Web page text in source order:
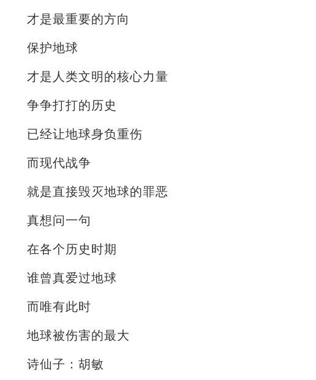
才是最重要的方向
保护地球
才是人类文明的核心力量
争争打打的历史
已经让地球身负重伤
而现代战争
就是直接毁灭地球的罪恶
真想问一句
在各个历史时期
谁曾真爱过地球
而唯有此时
地球被伤害的最大
诗仙子：胡敏